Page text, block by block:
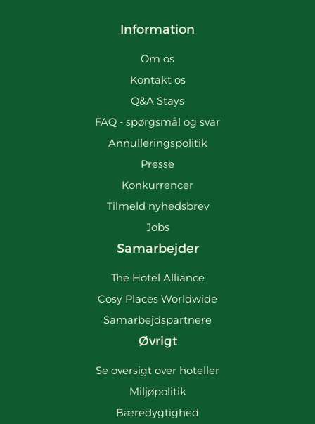
Information
Om os
Kontakt os
Q&A Stays
FAQ - spørgsmål og svar
Annulleringspolitik
Presse
Konkurrencer
Tilmeld nyhedsbrev
Jobs
Samarbejder
The Hotel Alliance
Cosy Places Worldwide
Samarbejdspartnere
Øvrigt
Se oversigt over hoteller
Miljøpolitik
Bæredygtighed